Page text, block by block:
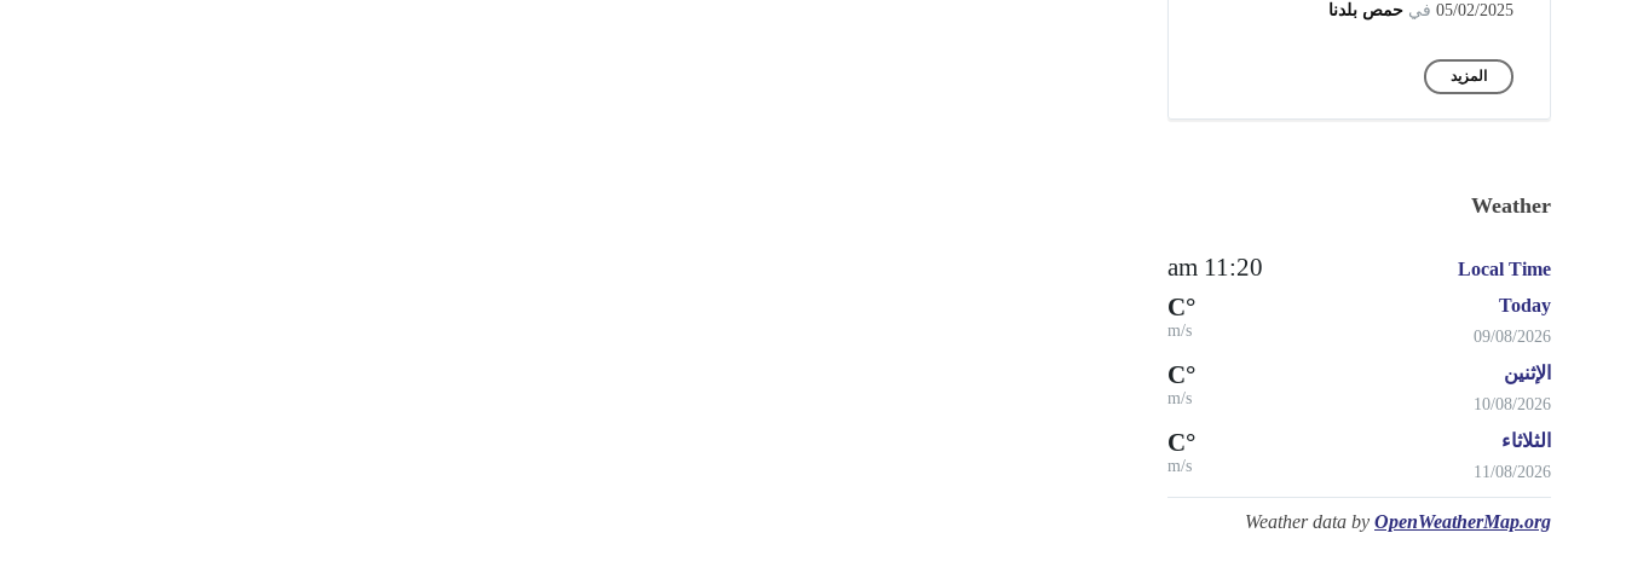
05/02/2025 في حمص بلدنا
المزيد
Weather
Local Time
11:20 am
Today
09/08/2026
°C
m/s
الإثنين
10/08/2026
°C
m/s
الثلاثاء
11/08/2026
°C
m/s
Weather data by OpenWeatherMap.org